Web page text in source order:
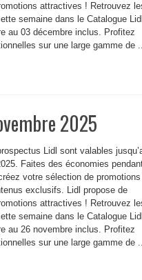
attractives ! Retrouvez
semaine dans le Catalogue Lidl
au 03 décembre inclus. Profitez
sur une large gamme de
2025
Lidl sont valables
Faites des économies
votre sélection de
exclusifs. Lidl propose de
attractives ! Retrouvez
semaine dans le Catalogue Lidl
au 26 novembre inclus. Profitez
sur une large gamme de